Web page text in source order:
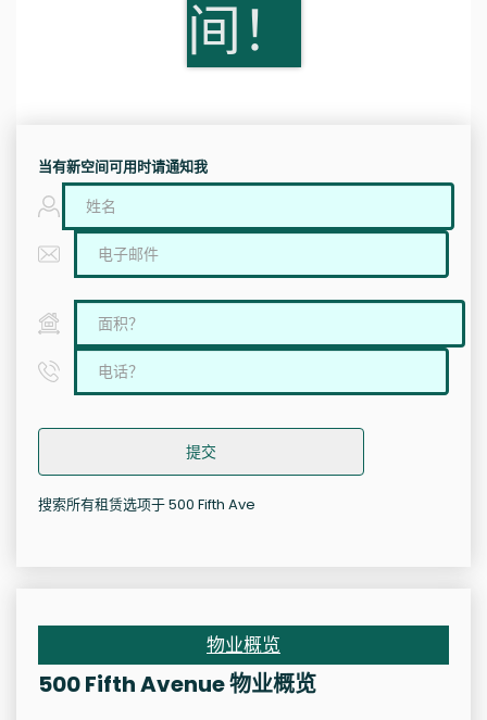
间！
当有新空间可用时请通知我
提交
搜索所有租赁选项于 500 Fifth Ave
物业概览
500 Fifth Avenue 物业概览